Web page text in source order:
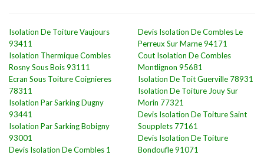
Isolation De Toiture Vaujours
93411
Isolation Thermique Combles
Rosny Sous Bois 93111
Ecran Sous Toiture Coignieres
78311
Isolation Par Sarking Dugny
93441
Isolation Par Sarking Bobigny
93001
Devis Isolation De Combles 1
Devis Isolation De Combles Le
Perreux Sur Marne 94171
Cout Isolation De Combles
Montlignon 95681
Isolation De Toit Guerville 78931
Isolation De Toiture Jouy Sur
Morin 77321
Devis Isolation De Toiture Saint
Soupplets 77161
Devis Isolation De Toiture
Bondoufle 91071